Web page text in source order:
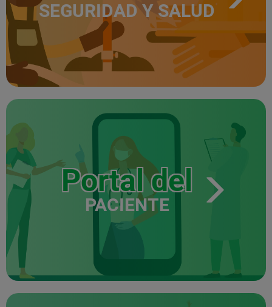
SEGURIDAD Y SALUD
Portal del
PACIENTE